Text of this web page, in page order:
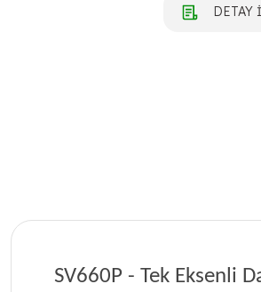
DETAY
SV660P - Tek Eksenli